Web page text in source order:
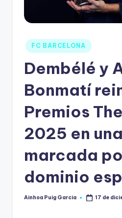
FC BARCELONA
Dembélé y
Bonmatí
Premios
2025 en
marcada
dominio
Ainhoa Puig Garcia 17 de